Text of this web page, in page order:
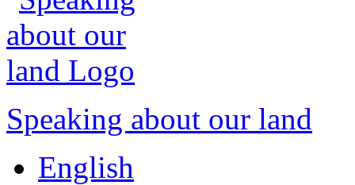
Speaking about our land
English